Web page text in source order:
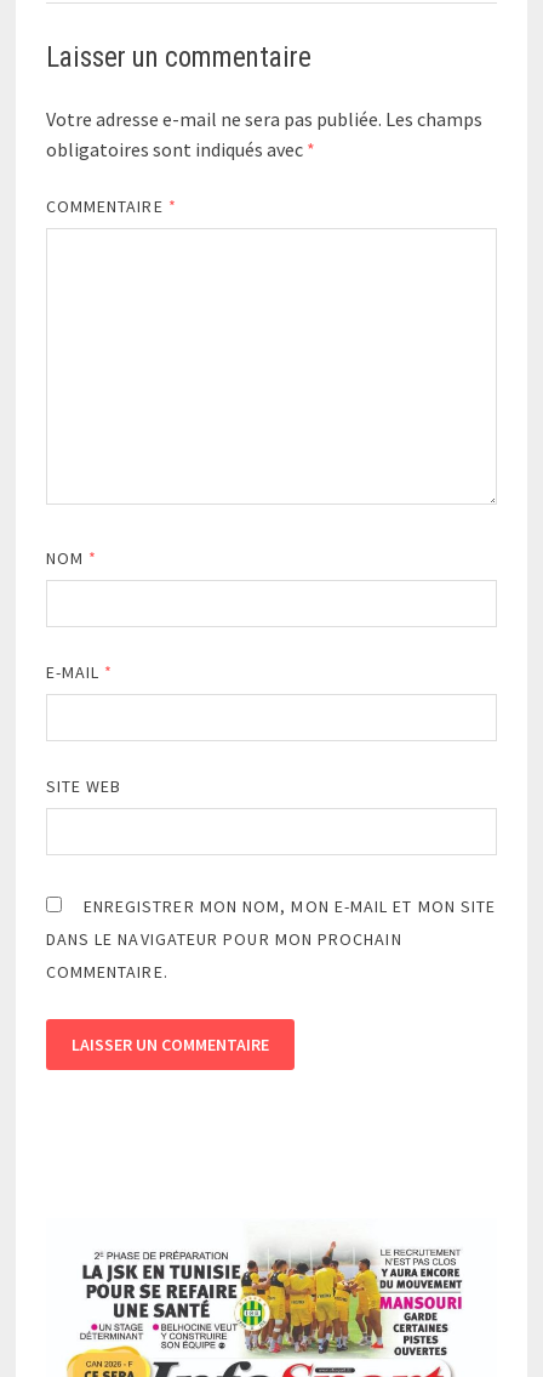
Laisser un commentaire
Votre adresse e-mail ne sera pas publiée. Les champs
obligatoires sont indiqués avec *
COMMENTAIRE *
NOM *
E-MAIL *
SITE WEB
ENREGISTRER MON NOM, MON E-MAIL ET MON SITE
DANS LE NAVIGATEUR POUR MON PROCHAIN
COMMENTAIRE.